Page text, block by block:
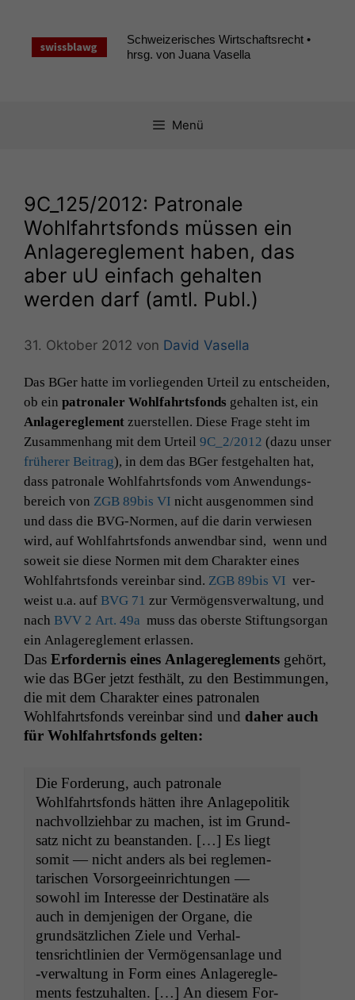
springen
Schweizerisches Wirtschaftsrecht •
hrsg. von Juana Vasella
Menü
9C_125/2012: Patronale
Wohlfahrtsfonds müssen ein
Anlagereglement haben, das
aber uU einfach gehalten
werden darf (amtl. Publ.)
31. Oktober 2012 von David Vasella
Das BGer hat­te im vor­liegen­den Urteil zu entschei­den,
ob ein patronaler Wohlfahrts­fonds gehal­ten ist, ein
Anlagere­gle­ment zuer­stellen. Diese Frage ste­ht im
Zusam­men­hang mit dem Urteil 9C_2/2012 (dazu unser
früher­er Beitrag), in dem das BGer fest­ge­hal­ten hat,
dass patronale Wohlfahrts­fonds vom Anwen­dungs­
bere­ich von ZGB 89bis VI nicht ausgenom­men sind
und dass die BVG-Nor­men, auf die darin ver­wiesen
wird, auf Wohlfahrts­fonds anwend­bar sind, wenn und
soweit sie diese Nor­men mit dem Charak­ter eines
Wohlfahrts­fonds vere­in­bar sind. ZGB 89bis VI ver­
weist u.a. auf BVG 71 zur Ver­mö­gensver­wal­tung, und
nach BVV 2 Art. 49a muss das ober­ste Stiftung­sor­gan
ein Anlagere­gle­ment erlassen.
Das Erforder­nis eines Anlagere­gle­ments gehört,
wie das BGer jet­zt fes­thält, zu den Bes­tim­mungen,
die mit dem Charak­ter eines patronalen
Wohlfahrts­fonds vere­in­bar sind und daher auch
für Wohlfahrts­fonds gelten:
Die Forderung, auch patronale
Wohlfahrts­fonds hät­ten ihre Anlage­poli­tik
nachvol­lziehbar zu machen, ist im Grund­
satz nicht zu bean­standen. […] Es liegt
somit — nicht anders als bei regle­men­
tarischen Vor­sorgeein­rich­tun­gen —
sowohl im Inter­esse der Des­ti­natäre als
auch in dem­jeni­gen der Organe, die
grund­sät­zlichen Ziele und Ver­hal­
tensrichtlin­ien der Ver­mö­gen­san­lage und
‑ver­wal­tung in Form eines Anlagere­gle­
ments festzuhal­ten. […] An diesem For­